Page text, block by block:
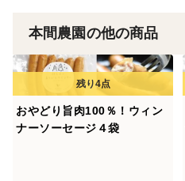
本間農園の他の商品
おやどり旨肉100％！ウィン
ナーソーセージ４袋